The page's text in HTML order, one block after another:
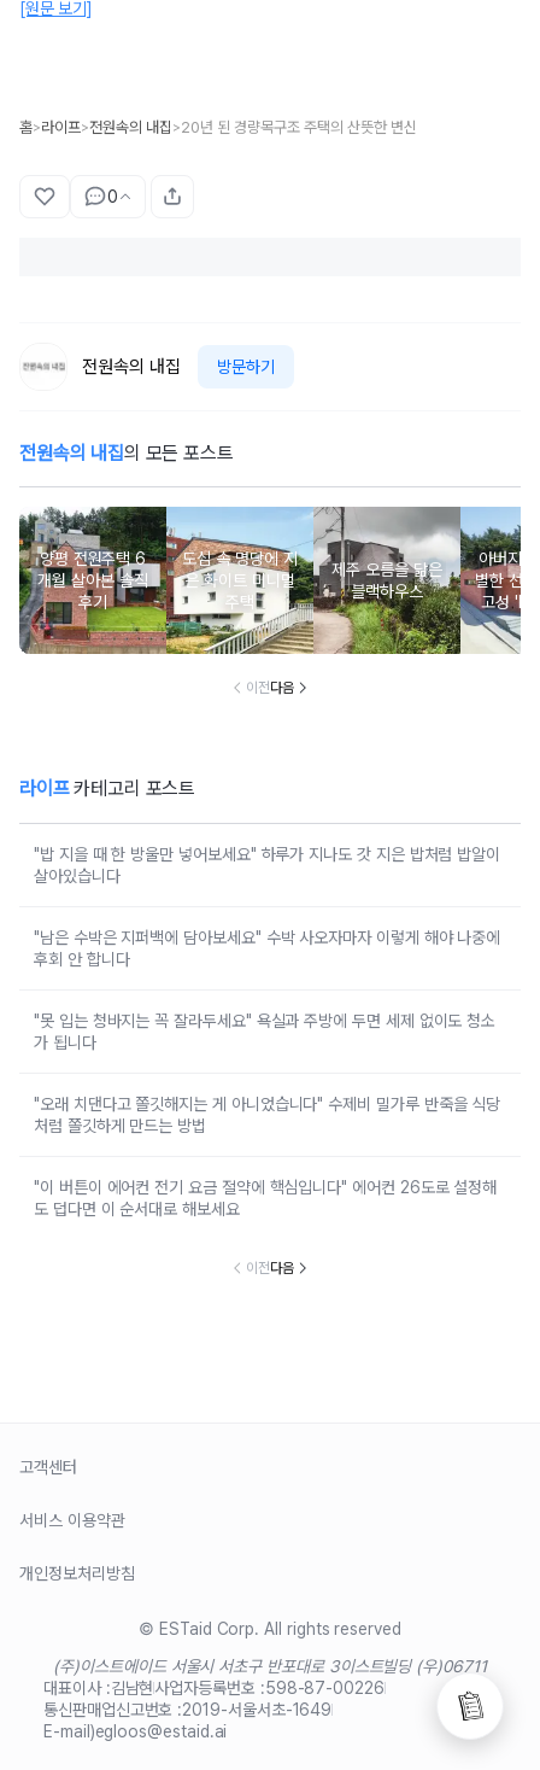
[원문 보기]
홈>라이프>전원속의 내집 >20년 된 경량목구조 주택의 산뜻한 변신
0
전원속의 내집 방문하기
전원속의 내집의 모든 포스트
양평 전원주택 6
개월 살아본 솔직
후기
도심 속 명당에 지
은 화이트 미니멀
주택
제주 오름을 닮은
블랙하우스
아버지
별한 선
고성
m
이전다음
라이프카테고리 포스트
"밥 지을 때 한 방울만 넣어보세요" 하루가 지나도 갓 지은 밥처럼 밥알이
살아있습니다
"남은 수박은 지퍼백에 담아보세요" 수박 사오자마자 이렇게 해야 나중에
후회 안 합니다
"못 입는 청바지는 꼭 잘라두세요" 욕실과 주방에 두면 세제 없이도 청소
가 됩니다
"오래 치댄다고 쫄깃해지는 게 아니었습니다" 수제비 밀가루 반죽을 식당
처럼 쫄깃하게 만드는 방법
"이 버튼이 에어컨 전기 요금 절약에 핵심입니다" 에어컨 26도로 설정해
도 덥다면 이 순서대로 해보세요
이전다음
고객센터
서비스 이용약관
개인정보처리방침
© ESTaid Corp. All rights reserved
(주)이스트에이드 서울시 서초구 반포대로 3이스트빌딩 (우)06711
대표이사 :김남현사업자등록번호 :598-87-00226
통신판매업신고번호 :2019-서울서초-1649
E-mail)egloos@estaid.ai